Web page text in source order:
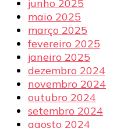
junho 2025
maio 2025
março 2025
fevereiro 2025
janeiro 2025
dezembro 2024
novembro 2024
outubro 2024
setembro 2024
agosto 2024